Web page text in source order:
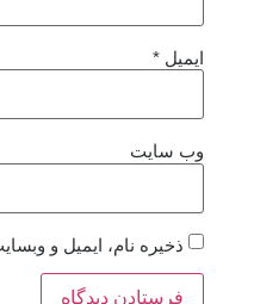
ایمیل *
وب‌ سایت
ذخیره نام، ایمیل و